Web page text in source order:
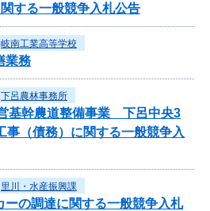
する一般競争入札公告
岐南工業高等学校
業務
下呂農林事務所
基幹農道整備事業 下呂中央3
（債務）に関する一般競争入
里川・水産振興課
ーの調達に関する一般競争入札